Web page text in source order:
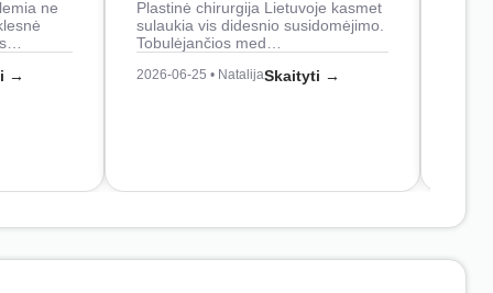
ne
→
Plastinė chirurgija Lietuvoje kasmet
sulaukia vis didesnio susidomėjimo.
Tobulėjančios med…
2026-06-25 • NatalijaSkaityti →